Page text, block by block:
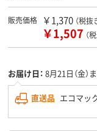
販売価格 ￥1,370 （税抜
￥1,507 （
お届け日： 8月21日（金）
直送品 エコマッ